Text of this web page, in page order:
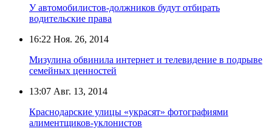
У автомобилистов-должников будут отбирать
водительские права
16:22 Ноя. 26, 2014
Мизулина обвинила интернет и телевидение в подрыве
семейных ценностей
13:07 Авг. 13, 2014
Краснодарские улицы «украсят» фотографиями
алиментщиков-уклонистов